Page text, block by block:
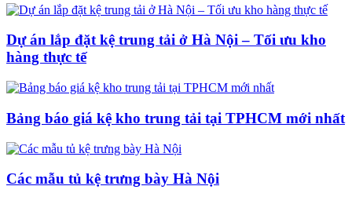
Dự án lắp đặt kệ trung tải ở Hà Nội – Tối ưu kho
hàng thực tế
Bảng báo giá kệ kho trung tải tại TPHCM mới nhất
Các mẫu tủ kệ trưng bày Hà Nội